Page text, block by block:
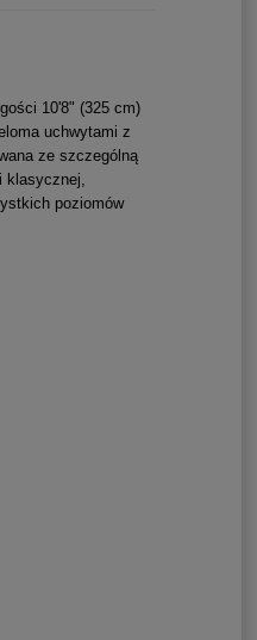
10'8" (325 cm)
uchwytami z
ze szczególną
klasycznej,
poziomów